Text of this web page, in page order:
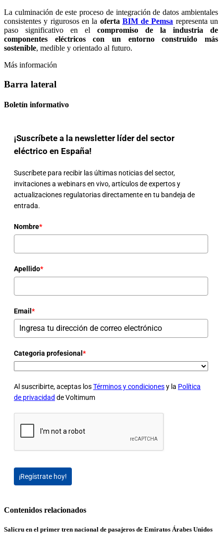
La culminación de este proceso de integración de datos ambientales
consistentes y rigurosos en la oferta BIM de Pemsa representa un
paso significativo en el compromiso de la industria de
componentes eléctricos con un entorno construido más
sostenible, medible y orientado al futuro.
Más información
Barra lateral
Boletín informativo
¡Suscríbete a la newsletter líder del sector
eléctrico en España!
Suscríbete para recibir las últimas noticias del sector,
invitaciones a webinars en vivo, artículos de expertos y
actualizaciones regulatorias directamente en tu bandeja de
entrada.
Nombre*
Apellido*
Email *
Categoria profesional *
Al suscribirte, aceptas losTérminos y condicionesy la Política
de privacidad de Voltimum
¡Regístrate hoy!
Contenidos relacionados
Salicru en el primer tren nacional de pasajeros de Emiratos Árabes Unidos